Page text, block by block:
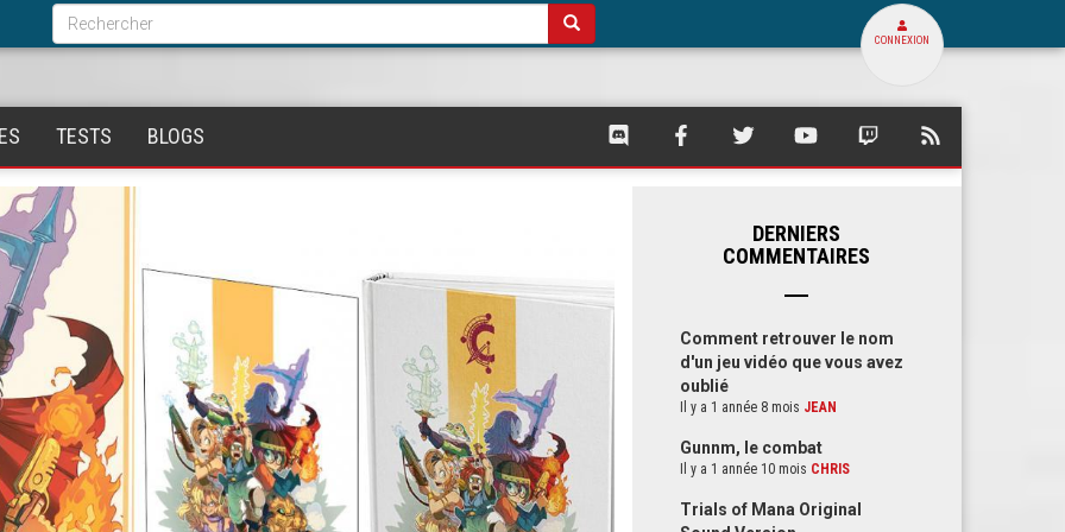
Formulaire
de
recherche
Rechercher
CONNEXION
TESTS BLOGS
SQUARE
SQUARE SQUARE SQUARE SQUARE
DERNIERS
COMMENTAIRES
Comment retrouver le nom
d'un jeu vidéo que vous avez
oublié
Il y a 1 année 8 mois JEAN
Gunnm, le combat
Il y a 1 année 10 mois CHRIS
Trials of Mana Original